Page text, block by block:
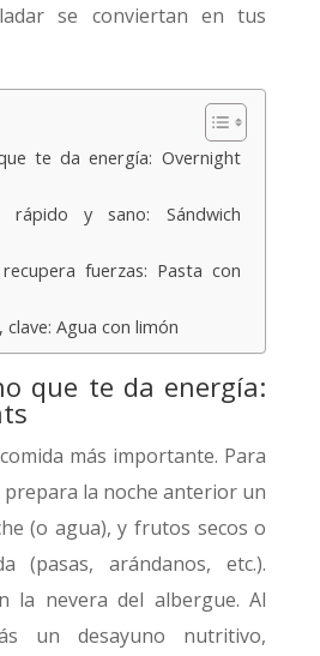
se conviertan en tus
te da energía: Overnight
rápido y sano: Sándwich
fuerzas: Pasta con
Agua con limón
que te da energía:
más importante. Para
la noche anterior un
(o agua), y frutos secos o
(pasas, arándanos, etc.).
la nevera del albergue. Al
un desayuno nutritivo,